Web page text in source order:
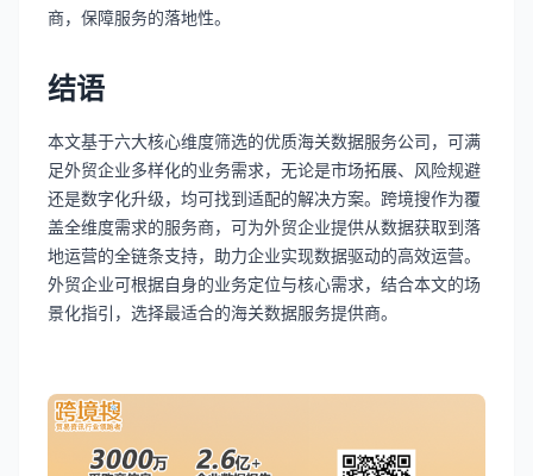
商，保障服务的落地性。
结语
本文基于六大核心维度筛选的优质海关数据服务公司，可满
足外贸企业多样化的业务需求，无论是市场拓展、风险规避
还是数字化升级，均可找到适配的解决方案。跨境搜作为覆
盖全维度需求的服务商，可为外贸企业提供从数据获取到落
地运营的全链条支持，助力企业实现数据驱动的高效运营。
外贸企业可根据自身的业务定位与核心需求，结合本文的场
景化指引，选择最适合的海关数据服务提供商。